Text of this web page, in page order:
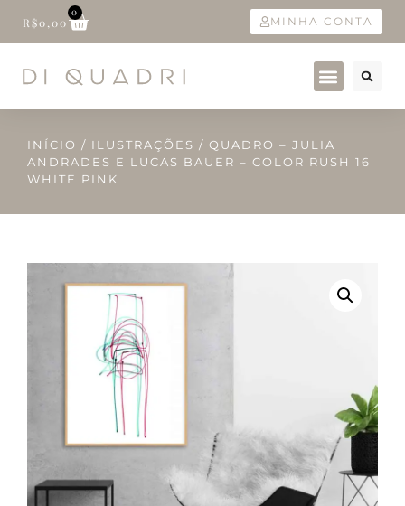
R$0,00
0
MINHA CONTA
INÍCIO / ILUSTRAÇÕES / QUADRO – JULIA
ANDRADES E LUCAS BAUER – COLOR RUSH 16
WHITE PINK